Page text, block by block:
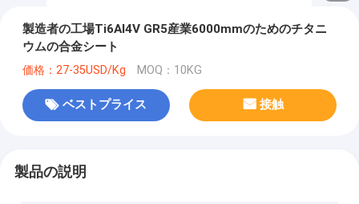
製造者の工場Ti6Al4V GR5産業6000mmのためのチタニ
ウムの合金シート
価格：27-35USD/Kg MOQ：10KG
ベストプライス 接触
製品の説明